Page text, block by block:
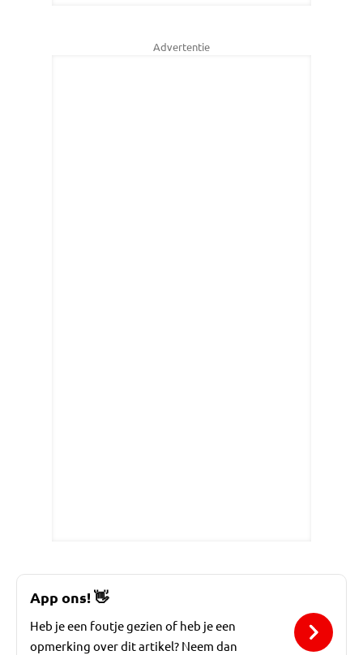
Advertentie
App ons!👋
Heb je een foutje gezien of heb je een
opmerking over dit artikel? Neem dan